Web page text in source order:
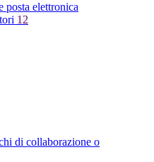
posta elettronica
12
di collaborazione o